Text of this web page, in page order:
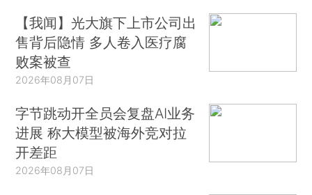
【我闻】光大旗下上市公司出
售背后隐情 多人卷入医疗腐
败案被查
2026年08月07日
字节跳动开全员会复盘AI业务
进展 称大模型被海外竞对拉
开差距
2026年08月07日